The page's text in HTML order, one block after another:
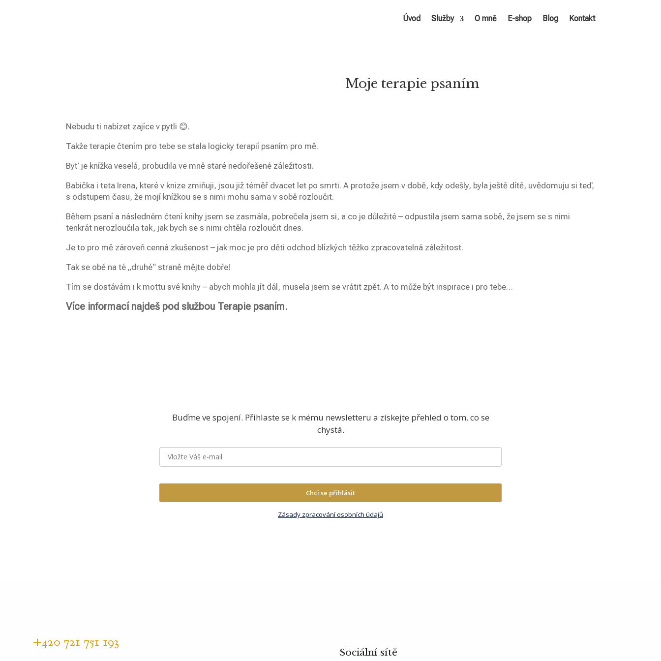
Úvod Služby O mně E-shop Blog Kontakt
Moje terapie psaním
Nebudu ti nabízet zajíce v pytli 😊.
Takže terapie čtením pro tebe se stala logicky terapií psaním pro mě.
Byť je knížka veselá, probudila ve mně staré nedořešené záležitosti.
Babička i teta Irena, které v knize zmiňuji, jsou již téměř dvacet let po smrti. A protože jsem v době, kdy odešly, byla ještě dítě, uvědomuju si teď,
s odstupem času, že mojí knížkou se s nimi mohu sama v sobě rozloučit.
Během psaní a následném čtení knihy jsem se zasmála, pobrečela jsem si, a co je důležité – odpustila jsem sama sobě, že jsem se s nimi
tenkrát nerozloučila tak, jak bych se s nimi chtěla rozloučit dnes.
Je to pro mě zároveň cenná zkušenost – jak moc je pro děti odchod blízkých těžko zpracovatelná záležitost.
Tak se obě na té „druhé“ straně mějte dobře!
Tím se dostávám i k mottu své knihy – abych mohla jít dál, musela jsem se vrátit zpět. A to může být inspirace i pro tebe…
Více informací najdeš pod službou Terapie psaním.
Buďme ve spojení. Přihlaste se k mému newsletteru a získejte přehled o tom, co se
chystá.
Chci se přihlásit
Zásady zpracování osobních údajů
+420 721 751 193
Sociální sítě